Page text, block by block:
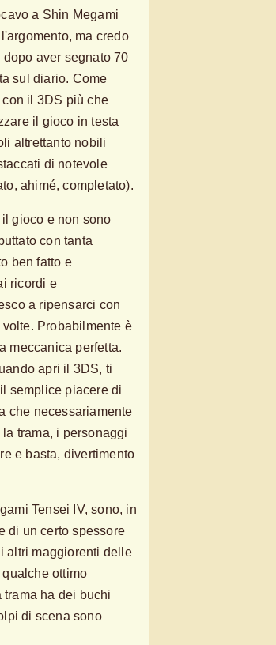
a Shin Megami
ma credo
aver segnato 70
sul diario. Come
il 3DS più che
il gioco in testa
altrettanto nobili
di notevole
ahimé, completato).
gioco e non sono
con tanta
ben fatto e
ricordi e
a ripensarci con
Probabilmente è
meccanica perfetta.
apri il 3DS, ti
semplice piacere di
che necessariamente
trama, i personaggi
e basta, divertimento
Tensei IV, sono, in
di un certo spessore
altri maggiorenti delle
ottimo
ha dei buchi
di scena sono